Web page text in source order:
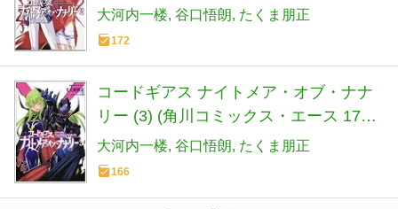
大河内一楼 谷口悟朗 たくま朋正
172
コードギアス ナイトメア・オブ・ナナ
リー (3) (角川コミックス・エース 175-
3)
大河内一楼 谷口悟朗 たくま朋正
166